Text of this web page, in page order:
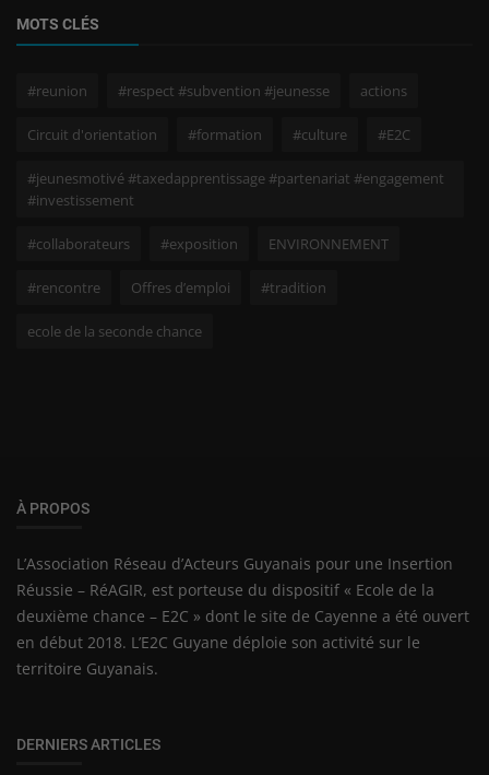
MOTS CLÉS
#reunion #respect #subvention #jeunesse actions
Circuit d'orientation #formation #culture #E2C
#jeunesmotivé #taxedapprentissage #partenariat #engagement
#investissement
#collaborateurs #exposition ENVIRONNEMENT
#rencontre Offres d’emploi #tradition
ecole de la seconde chance
À PROPOS
L’Association Réseau d’Acteurs Guyanais pour une Insertion
Réussie – RéAGIR, est porteuse du dispositif « Ecole de la
deuxième chance – E2C » dont le site de Cayenne a été ouvert
en début 2018. L’E2C Guyane déploie son activité sur le
territoire Guyanais.
DERNIERS ARTICLES